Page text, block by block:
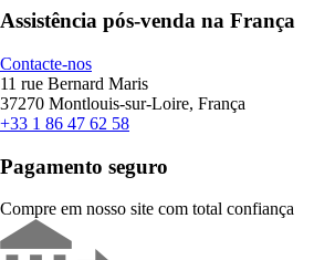
Assistência pós-venda na França
Contacte-nos
11 rue Bernard Maris
37270 Montlouis-sur-Loire, França
+33 1 86 47 62 58
Pagamento seguro
Compre em nosso site com total confiança